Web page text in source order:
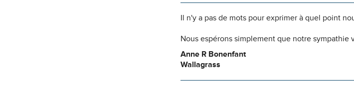
Il n'y a pas de mots pour exprimer à quel point
Nous espérons simplement que notre sympathie
Anne R Bonenfant
Wallagrass